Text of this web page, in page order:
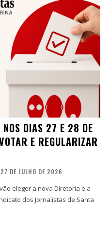
NOS DIAS 27 E 28 DE
E REGULARIZAR
27 DE JULHO DE 2026
eleger a nova Diretoria e a
dos Jornalistas de Santa